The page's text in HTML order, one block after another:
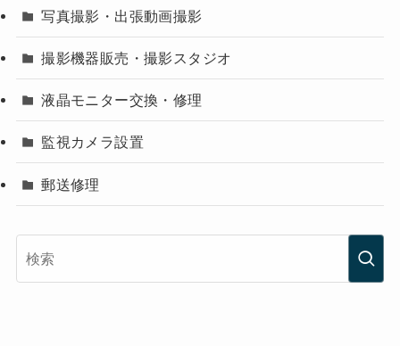
写真撮影・出張動画撮影
撮影機器販売・撮影スタジオ
液晶モニター交換・修理
監視カメラ設置
郵送修理